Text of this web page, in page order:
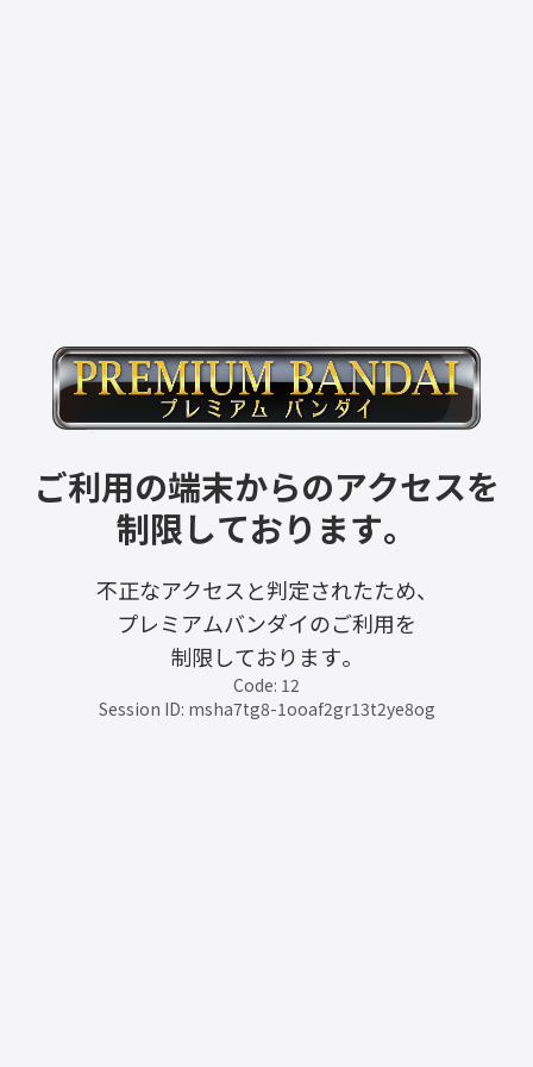
ご利用の端末からのアクセスを
制限しております。
不正なアクセスと判定されたため、
プレミアムバンダイのご利用を
制限しております。
Code: 12
Session ID: msha7tg8-1ooaf2gr13t2ye8og